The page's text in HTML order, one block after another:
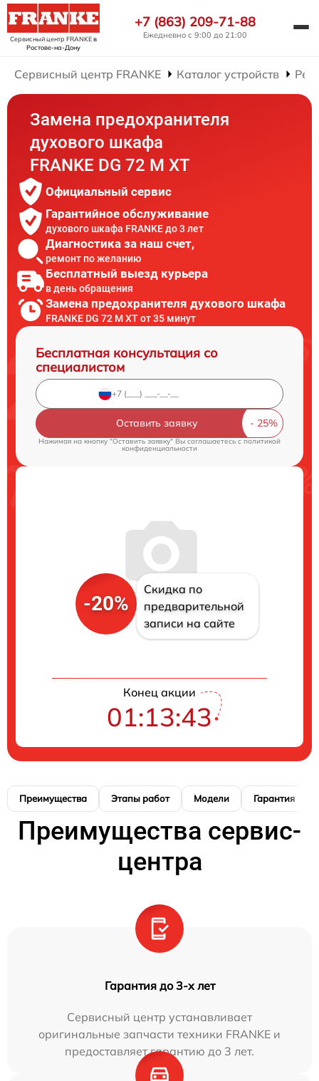
Сервисный центр FRANKEв
Ростове-на-Дону
+7 (863) 209-71-88
Ежедневно с 9:00 до 21:00
Сервисный центр FRANKE Каталог устройств
Замена предохранителя
духового шкафа
FRANKE DG 72 M XT
Официальный сервис
Гарантийное обслуживание
духового шкафа FRANKE до 3 лет
Диагностика за наш счет,
ремонт по желанию
Бесплатный выезд курьера
в день обращения
Замена предохранителя духового шкафа
FRANKE DG 72 M XT от 35 минут
Бесплатная консультация со
специалистом
Оставить заявку
Нажимая на кнопку "Оставить заявку" Вы соглашаетесь cполитикой
конфиденциальности
-20%
Скидка по
предварительной
записи на сайте
Конец акции
01:13:42
Преимущества Этапы работ Модели Гарантия
Преимущества сервис-
центра
Гарантия до 3-х лет
Сервисный центр устанавливает
оригинальные запчасти техники FRANKE и
предоставляет гарантию до 3 лет.